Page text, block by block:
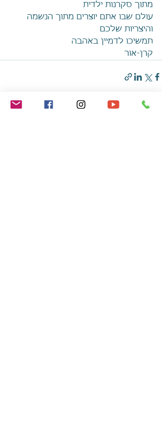
מתוך סקרנות ילדית
עולם שבו אתם יוצרים מתוך הנשמה
והיצריות שלכם
תמשיכו לדמיין באהבה
קרן-אור